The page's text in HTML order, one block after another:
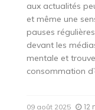
aux actualités
et même une
pauses
devant les
mentale et
consommation
09 août 2025 12